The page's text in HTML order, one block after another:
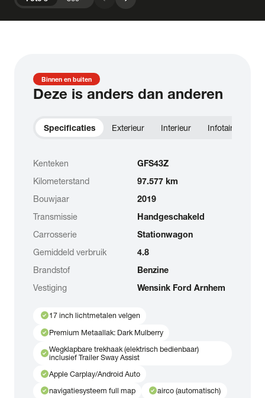
Binnen en buiten
Deze is anders dan anderen
Specificaties Exterieur Interieur Infotainment
Kenteken
GFS43Z
Kilometerstand
97.577 km
Bouwjaar
2019
Transmissie
Handgeschakeld
Carrosserie
Stationwagon
Gemiddeld verbruik
4.8
Brandstof
Benzine
Vestiging
Wensink Ford Arnhem
check_circle17 inch lichtmetalen velgen
check_circlePremium Metaallak: Dark Mulberry
check_circleWegklapbare trekhaak (elektrisch bedienbaar)
inclusief Trailer Sway Assist
check_circleApple Carplay/Android Auto
check_circlenavigatiesysteem full map check_circleairco (automatisch)